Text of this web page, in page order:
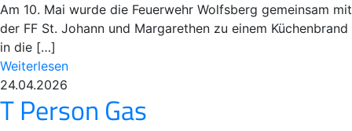
Am 10. Mai wurde die Feuerwehr Wolfsberg gemeinsam mit
der FF St. Johann und Margarethen zu einem Küchenbrand
in die […]
Weiterlesen
24.04.2026
T Person Gas